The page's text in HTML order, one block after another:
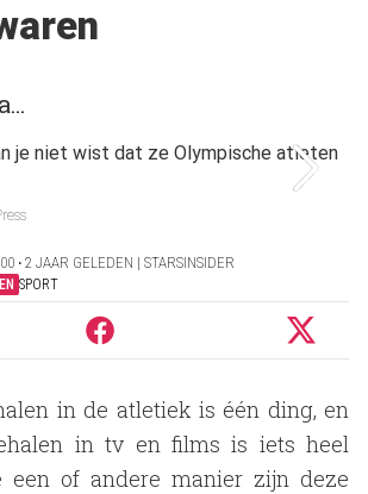
‧ 2 JAAR GELEDEN | STARSINSIDER
SPORT
in de atletiek is één ding, en
in tv en films is iets heel
een of andere manier zijn deze